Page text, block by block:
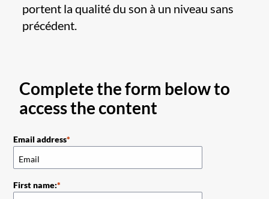
portent la qualité du son à un niveau sans
précédent.
Complete the form below to
access the content
Email address
First name: